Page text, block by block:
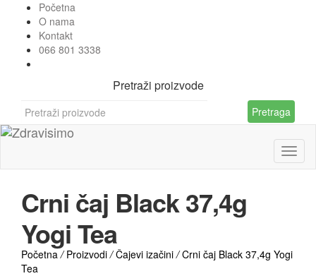
Početna
O nama
Kontakt
066 801 3338
Pretraži proizvode
Pretraga
Crni čaj Black 37,4g
Yogi Tea
Početna / Proizvodi / Čajevi izačini /Crni čaj Black 37,4g Yogi
Tea